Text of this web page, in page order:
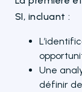
SI, incluant :
Une
définir